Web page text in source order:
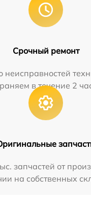
Срочный ремонт
неисправностей
в течение 2
запчастей от
на собственных